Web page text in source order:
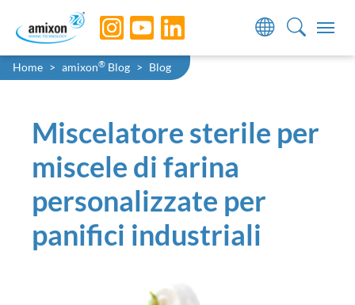
Skip to main navigation
Skip to main content
Skip to page footer
You are here:
Home amixon® Blog Blog
Miscelatore sterile per
miscele di farina
personalizzate per
panifici industriali